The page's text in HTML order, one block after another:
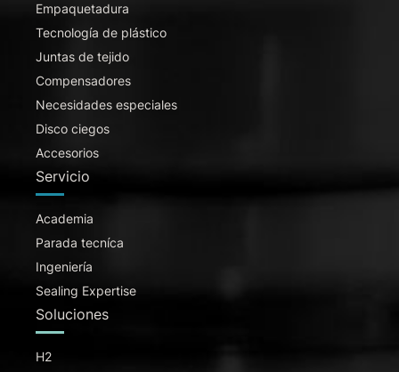
Empaquetadura
Tecnología de plástico
Juntas de tejido
Compensadores
Necesidades especiales
Disco ciegos
Accesorios
Servicio
Academia
Parada tecníca
Ingeniería
Sealing Expertise
Soluciones
H2